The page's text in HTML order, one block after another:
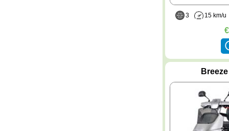
3 15 km/